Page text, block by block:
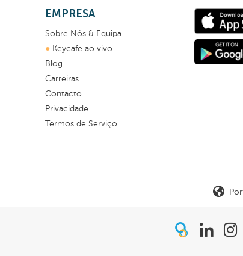
EMPRESA
Sobre Nós & Equipa
● Keycafe ao vivo
Blog
Carreiras
Contacto
Privacidade
Termos de Serviço
Idioma